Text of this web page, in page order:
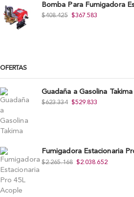
$408.425 $367.583
OFERTAS
Guadaña a Gasolina
$623.334 $529.833
$2.265.168 $2.038.652